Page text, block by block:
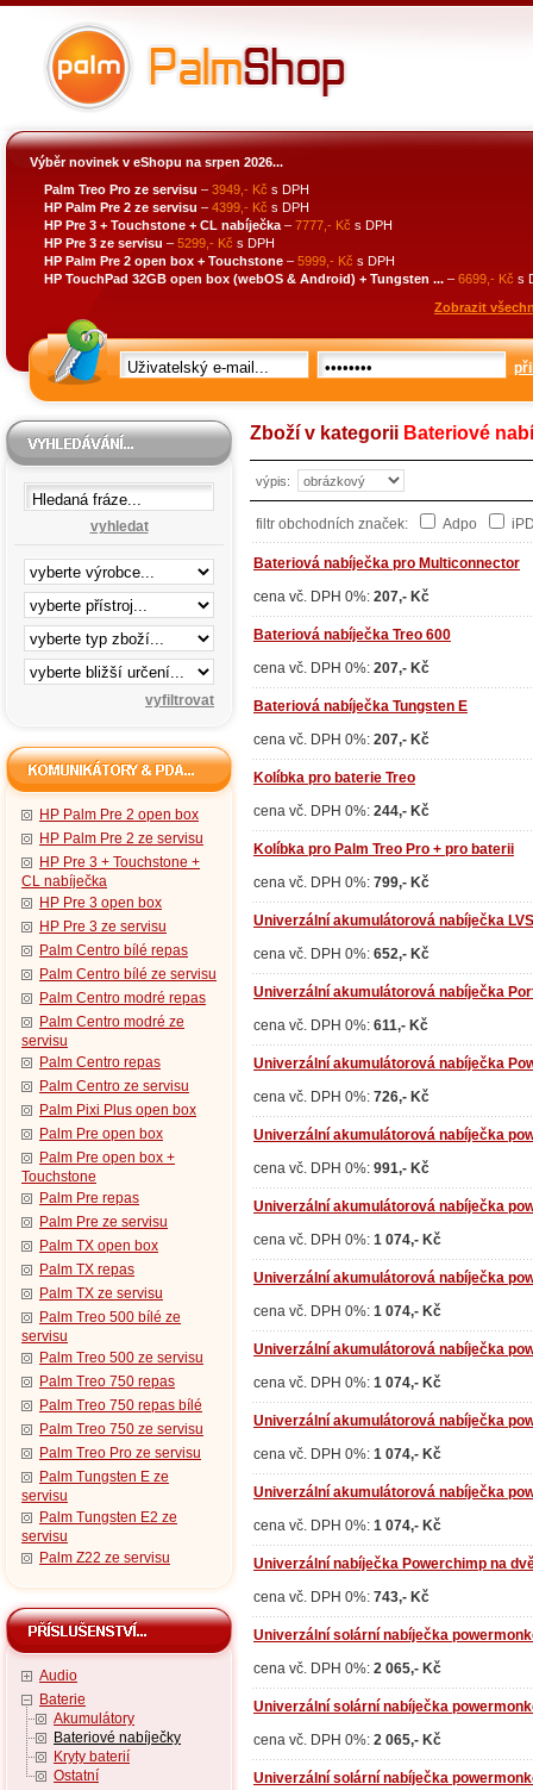
Výběr novinek v eShopu na srpen 2026...
Palm Treo Pro ze servisu – 3949,- Kč s DPH
HP Palm Pre 2 ze servisu – 4399,- Kč s DPH
HP Pre 3 + Touchstone + CL nabíječka – 7777,- Kč s DPH
HP Pre 3 ze servisu – 5299,- Kč s DPH
HP Palm Pre 2 open box + Touchstone – 5999,- Kč s DPH
HP TouchPad 32GB open box (webOS & Android) + Tungsten ... – 6699,- Kč s
Zobrazit
vyhledat
HP Palm Pre 2 open box
HP Palm Pre 2 ze servisu
HP Pre 3 + Touchstone +
CL nabíječka
HP Pre 3 open box
HP Pre 3 ze servisu
Palm Centro bílé repas
Palm Centro bílé ze servisu
Palm Centro modré repas
Palm Centro modré ze
servisu
Palm Centro repas
Palm Centro ze servisu
Palm Pixi Plus open box
Palm Pre open box
Palm Pre open box +
Touchstone
Palm Pre repas
Palm Pre ze servisu
Palm TX open box
Palm TX repas
Palm TX ze servisu
Palm Treo 500 bílé ze
servisu
Palm Treo 500 ze servisu
Palm Treo 750 repas
Palm Treo 750 repas bílé
Palm Treo 750 ze servisu
Palm Treo Pro ze servisu
Palm Tungsten E ze
servisu
Palm Tungsten E2 ze
servisu
Palm Z22 ze servisu
Audio
Baterie
Akumulátory
Bateriové nabíječky
Kryty baterií
Ostatní
Zboží v kategorii Bateriové
výpis:
filtr obchodních značek: Adpo
Bateriová nabíječka pro Multiconnector
cena vč. DPH 0%: 207,- Kč
Bateriová nabíječka Treo 600
cena vč. DPH 0%: 207,- Kč
Bateriová nabíječka Tungsten E
cena vč. DPH 0%: 207,- Kč
Kolíbka pro baterie Treo
cena vč. DPH 0%: 244,- Kč
Kolíbka pro Palm Treo Pro + pro baterii
cena vč. DPH 0%: 799,- Kč
Univerzální akumulátorová nabíječka
cena vč. DPH 0%: 652,- Kč
Univerzální akumulátorová nabíječka
cena vč. DPH 0%: 611,- Kč
Univerzální akumulátorová nabíječka
cena vč. DPH 0%: 726,- Kč
Univerzální akumulátorová nabíječka
cena vč. DPH 0%: 991,- Kč
Univerzální akumulátorová nabíječka
cena vč. DPH 0%: 1 074,- Kč
Univerzální akumulátorová nabíječka
cena vč. DPH 0%: 1 074,- Kč
Univerzální akumulátorová nabíječka
cena vč. DPH 0%: 1 074,- Kč
Univerzální akumulátorová nabíječka
cena vč. DPH 0%: 1 074,- Kč
Univerzální akumulátorová nabíječka
cena vč. DPH 0%: 1 074,- Kč
Univerzální nabíječka Powerchimp na
cena vč. DPH 0%: 743,- Kč
Univerzální solární nabíječka
cena vč. DPH 0%: 2 065,- Kč
Univerzální solární nabíječka
cena vč. DPH 0%: 2 065,- Kč
Univerzální solární nabíječka